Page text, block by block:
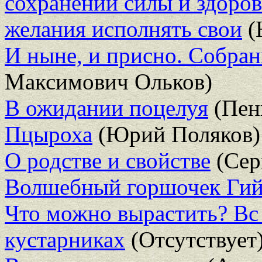
желания исполнять свои
И ныне, и присно.
Максимович Ольков)
В ожидании поцелуя
Пцыроха(Юрий Поляков)
О родстве и свойстве
Волшебный горшочек
Что можно вырастить?
кустарниках